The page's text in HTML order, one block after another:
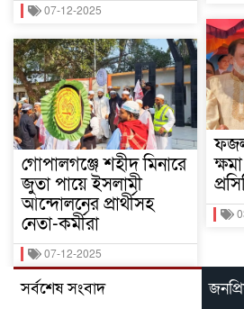
07-12-2025
গোপালগঞ্জে শহীদ মিনারে
জুতা পায়ে ইসলামী
আন্দোলনের প্রার্থীসহ
নেতা-কর্মীরা
07-12-2025
সর্বশেষ সংবাদ